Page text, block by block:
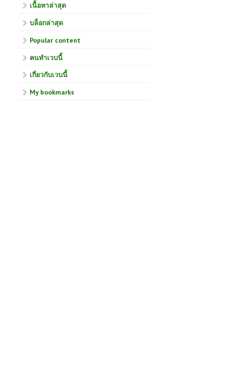
เนื้อหาล่าสุด
บล็อกล่าสุด
Popular content
คนทำเวบนี้
เกี่ยวกับเวบนี้
My bookmarks